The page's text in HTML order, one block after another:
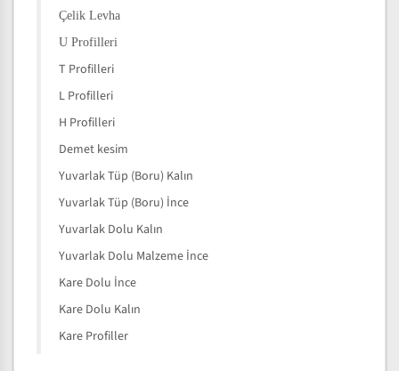
Çelik Levha
U Profilleri
T Profilleri
L Profilleri
H Profilleri
Demet kesim
Yuvarlak Tüp (Boru) Kalın
Yuvarlak Tüp (Boru) İnce
Yuvarlak Dolu Kalın
Yuvarlak Dolu Malzeme İnce
Kare Dolu İnce
Kare Dolu Kalın
Kare Profiller